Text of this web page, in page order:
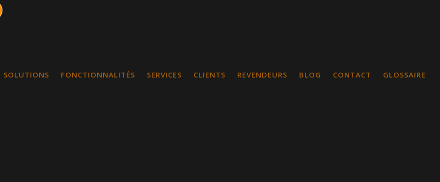
SOLUTIONS FONCTIONNALITÉS SERVICES CLIENTS REVENDEURS BLOG CONTACT GLOSSAIRE